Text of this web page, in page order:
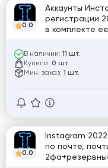
0.0
Аккаунты
регистрации
в комплекте
В наличии: 11 шт.
Купили: 0 шт.
Мин. заказ: 1 шт.
0.0
Instagram
по почте,